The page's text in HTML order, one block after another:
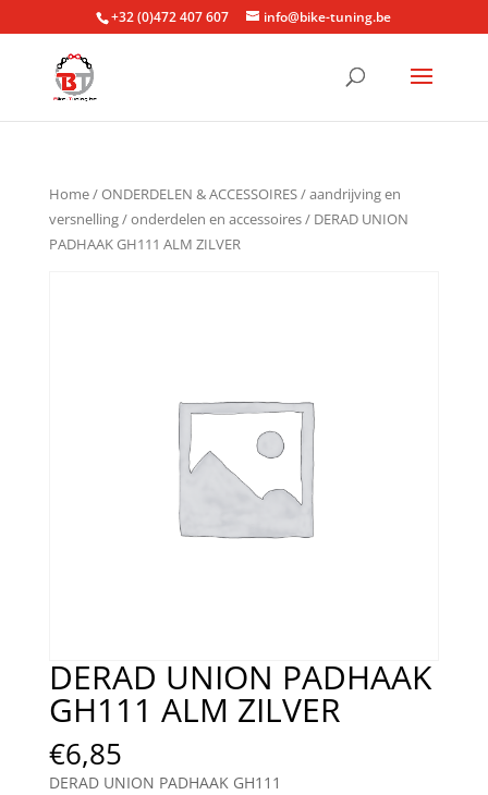
+32 (0)472 407 607 info@bike-tuning.be
Home/ONDERDELEN & ACCESSOIRES/aandrijving en
versnelling/onderdelen en accessoires/ DERAD UNION
PADHAAK GH111 ALM ZILVER
DERAD UNION PADHAAK
GH111 ALM ZILVER
€6,85
DERAD UNION PADHAAK GH111